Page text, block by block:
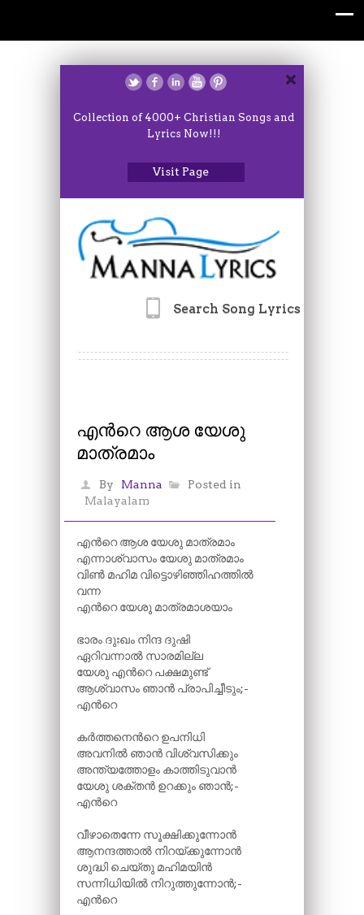
Collection of 4000+ Christian Songs and
Lyrics Now!!!
Visit Page
Search Song Lyrics
എന്‍റെ ആശ യേശു
മാത്രമാം
By Manna
Posted in
Malayalam
എന്‍റെ ആശ യേശു മാത്രമാം
എന്നാശ്വാസം യേശു മാത്രമാം
വിൺ മഹിമ വിട്ടൊഴിഞ്ഞിഹത്തിൽ
വന്ന
എന്‍റെ യേശു മാത്രമാശയാം
ഭാരം ദുഃഖം നിന്ദ ദുഷി
ഏറിവന്നാൽ സാരമില്ല
യേശു എന്‍റെ പക്ഷമുണ്ട്
ആശ്വാസം ഞാൻ പ്രാപിച്ചീടും;-
എന്‍റെ
കർത്തനെന്‍റെ ഉപനിധി
അവനിൽ ഞാൻ വിശ്വസിക്കും
അന്ത്യത്തോളം കാത്തിടുവാൻ
യേശു ശക്തൻ ഉറക്കും ഞാൻ;-
എന്‍റെ
വീഴാതെന്നേ സൂക്ഷിക്കുന്നോൻ
ആനന്ദത്താൽ നിറയ്ക്കുന്നോൻ
ശുദ്ധി ചെയ്തു മഹിമയിൻ
സന്നിധിയിൽ നിറുത്തുന്നോൻ;-
എന്‍റെ